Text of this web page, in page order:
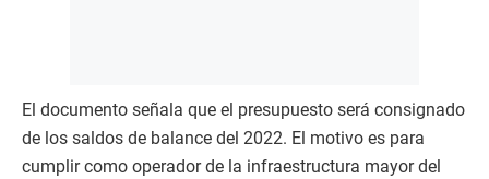
El documento señala que el presupuesto será consignado
de los saldos de balance del 2022. El motivo es para
cumplir como operador de la infraestructura mayor del